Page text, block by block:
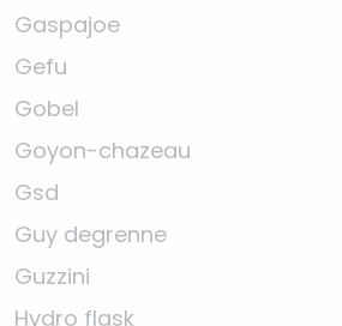
Gaspajoe
Gefu
Gobel
Goyon-chazeau
Gsd
Guy degrenne
Guzzini
Hydro flask